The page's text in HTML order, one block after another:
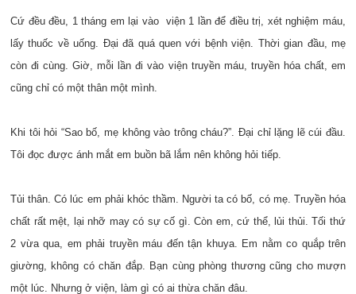
Cứ đều đều, 1 tháng em lại vào viện 1 lần để điều trị, xét nghiệm máu,
lấy thuốc về uống. Đại đã quá quen với bệnh viện. Thời gian đầu, mẹ
còn đi cùng. Giờ, mỗi lần đi vào viện truyền máu, truyền hóa chất, em
cũng chỉ có một thân một mình.
Khi tôi hỏi “Sao bố, mẹ không vào trông cháu?”. Đại chỉ lặng lẽ cúi đầu.
Tôi đọc được ánh mắt em buồn bã lắm nên không hỏi tiếp.
Tủi thân. Có lúc em phải khóc thầm. Người ta có bố, có mẹ. Truyền hóa
chất rất mệt, lại nhỡ may có sự cố gì. Còn em, cứ thể, lủi thủi. Tối thứ
2 vừa qua, em phải truyền máu đến tận khuya. Em nằm co quắp trên
giường, không có chăn đắp. Bạn cùng phòng thương cũng cho mượn
một lúc. Nhưng ở viện, làm gì có ai thừa chăn đâu.